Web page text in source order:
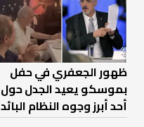
ظهور الجعفري في حفل
بموسكو يعيد الجدل حول
أحد أبرز وجوه النظام البائد